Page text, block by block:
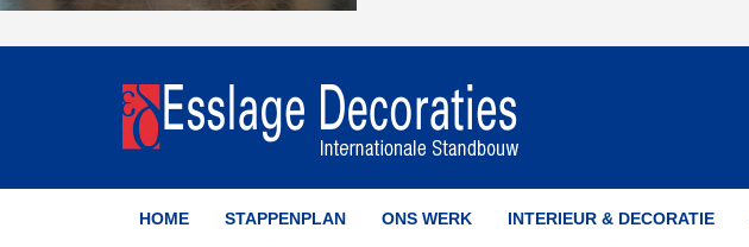
HOME STAPPENPLAN ONS WERK INTERIEUR & DECORATIE